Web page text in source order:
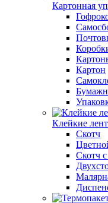
Картонная
Картон
Клейкие
Скотч
Скотч